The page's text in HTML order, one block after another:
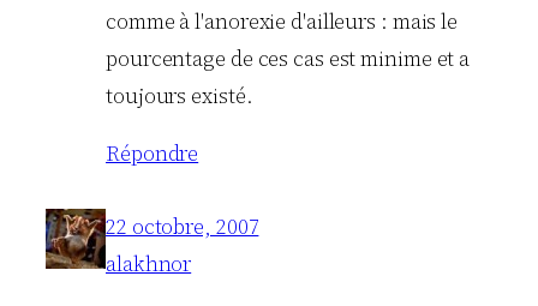
comme à l'anorexie d'ailleurs : mais le
pourcentage de ces cas est minime et a
toujours existé.
Répondre
22 octobre, 2007
alakhnor